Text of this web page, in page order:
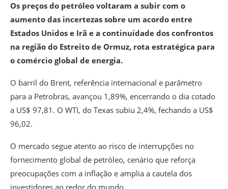
Os preços do petróleo voltaram a subir com o
aumento das incertezas sobre um acordo entre
Estados Unidos e Irã e a continuidade dos confrontos
na região do Estreito de Ormuz, rota estratégica para
o comércio global de energia.
O barril do Brent, referência internacional e parâmetro
para a Petrobras, avançou 1,89%, encerrando o dia cotado
a US$ 97,81. O WTI, do Texas subiu 2,4%, fechando a US$
96,02.
O mercado segue atento ao risco de interrupções no
fornecimento global de petróleo, cenário que reforça
preocupações com a inflação e amplia a cautela dos